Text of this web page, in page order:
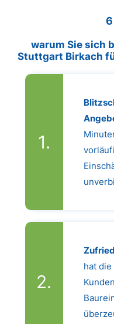
warum Sie sich
Stuttgart Birkach
hat